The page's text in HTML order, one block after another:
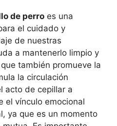
de perro es una
el cuidado y
de nuestras
a mantenerlo limpio y
también promueve la
la circulación
acto de cepillar a
el vínculo emocional
ya que es un momento